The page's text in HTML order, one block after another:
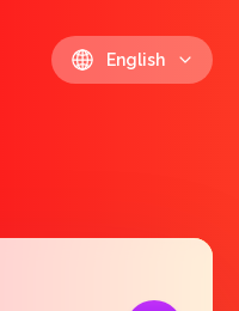
English